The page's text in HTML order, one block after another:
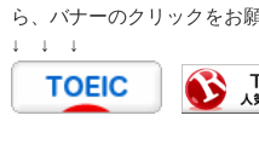
ら、バナーのクリックをお
↓ ↓ ↓